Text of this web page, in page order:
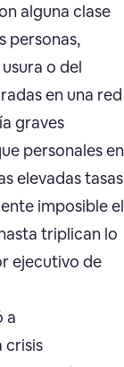
alguna clase
personas,
o del
en una red
graves
personales en
elevadas tasas
imposible el
triplican lo
ejecutivo de
a
crisis